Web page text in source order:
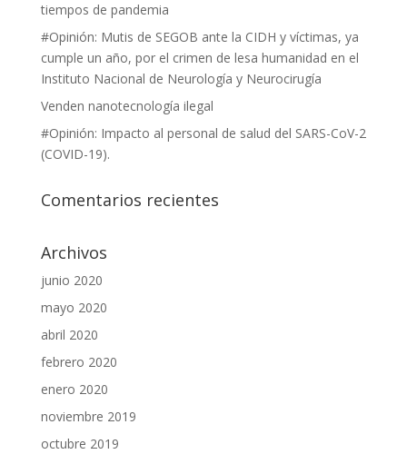
tiempos de pandemia
#Opinión: Mutis de SEGOB ante la CIDH y víctimas, ya
cumple un año, por el crimen de lesa humanidad en el
Instituto Nacional de Neurología y Neurocirugía
Venden nanotecnología ilegal
#Opinión: Impacto al personal de salud del SARS-CoV-2
(COVID-19).
Comentarios recientes
Archivos
junio 2020
mayo 2020
abril 2020
febrero 2020
enero 2020
noviembre 2019
octubre 2019